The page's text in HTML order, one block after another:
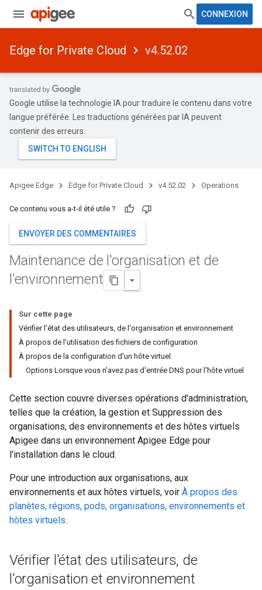
CONNEXION
Edge for Private Cloud v4.52.02
Google utilise la technologie IA pour traduire le contenu dans votre
langue préférée. Les traductions générées par IA peuvent
contenir des erreurs.
Apigee Edge Edge for Private Cloud v4.52.02 Operations
Ce contenu vous a-t-il été utile ?
ENVOYER DES COMMENTAIRES
Maintenance de l'organisation et de
l'environnement
Sur cette page
Vérifier l'état des utilisateurs, de l'organisation et environnement
À propos de l'utilisation des fichiers de configuration
À propos de la configuration d'un hôte virtuel
Options Lorsque vous n'avez pas d'entrée DNS pour l'hôte virtuel
Cette section couvre diverses opérations d'administration,
telles que la création, la gestion et Suppression des
organisations, des environnements et des hôtes virtuels
Apigee dans un environnement Apigee Edge pour
l'installation dans le cloud.
Pour une introduction aux organisations, aux
environnements et aux hôtes virtuels, voir À propos des
planètes, régions, pods, organisations, environnements et
hôtes virtuels.
Vérifier l'état des utilisateurs, de
l'organisation et environnement